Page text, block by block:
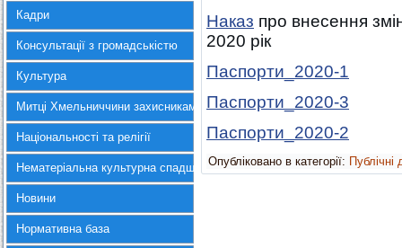
Кадри
Консультації з громадськістю
Культура
Митці Хмельниччини захисникам України
Національності та релігії
Нематеріальна культурна спадщина
Новини
Нормативна база
Наказ про внесення
2020 рік
Паспорти_2020-1
Паспорти_2020-3
Паспорти_2020-2
Опубліковано в категорії: Публічні